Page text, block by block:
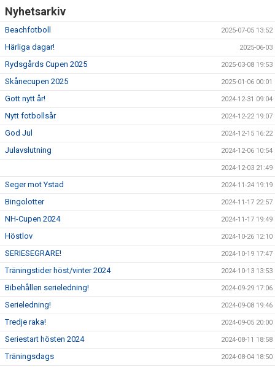
Nyhetsarkiv
Beachfotboll 2025-07-05 13:52
Härliga dagar! 2025-06-03
Rydsgårds Cupen 2025 2025-03-08 19:53
Skånecupen 2025 2025-01-06 00:01
Gott nytt år! 2024-12-31 09:04
Nytt fotbollsår 2024-12-22 19:07
God Jul 2024-12-15 16:22
Julavslutning 2024-12-06 10:54
2024-12-03 21:49
Seger mot Ystad 2024-11-24 19:19
Bingolotter 2024-11-17 22:57
NH-Cupen 2024 2024-11-17 19:49
Höstlov 2024-10-26 12:10
SERIESEGRARE! 2024-10-19 17:47
Träningstider höst/vinter 2024 2024-10-13 13:53
Bibehållen serieledning! 2024-09-29 17:06
Serieledning! 2024-09-08 19:46
Tredje raka! 2024-09-05 20:00
Seriestart hösten 2024 2024-08-11 18:58
Träningsdags 2024-08-04 18:50